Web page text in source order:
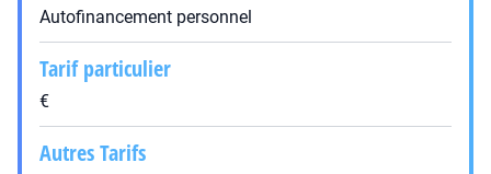
Autofinancement personnel
Tarif particulier
€
Autres Tarifs